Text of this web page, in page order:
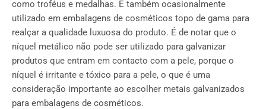
como troféus e medalhas. É também ocasionalmente
utilizado em embalagens de cosméticos topo de gama para
realçar a qualidade luxuosa do produto. É de notar que o
níquel metálico não pode ser utilizado para galvanizar
produtos que entram em contacto com a pele, porque o
níquel é irritante e tóxico para a pele, o que é uma
consideração importante ao escolher metais galvanizados
para embalagens de cosméticos.